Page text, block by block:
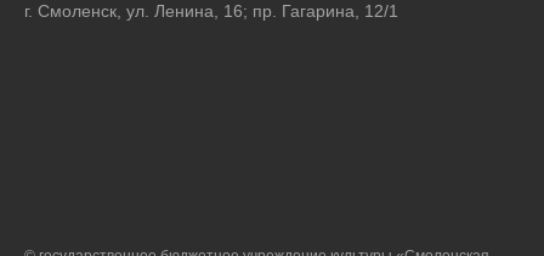
г. Смоленск, ул. Ленина, 16; пр. Гагарина, 12/1